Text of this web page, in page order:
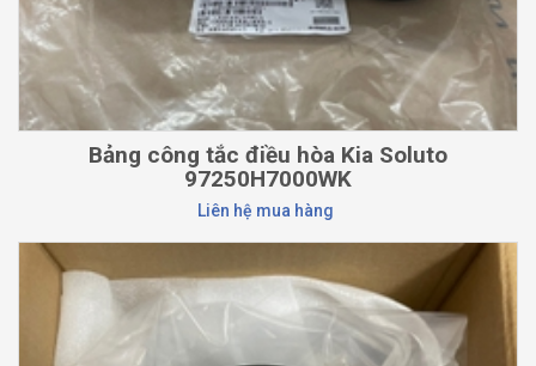
Bảng công tắc điều hòa Kia Soluto
97250H7000WK
Liên hệ mua hàng